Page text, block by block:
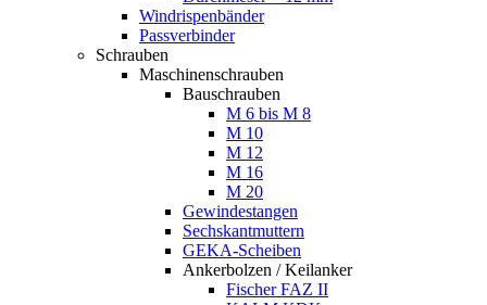
Windrispenbänder
Passverbinder
Schrauben
Maschinenschrauben
Bauschrauben
M 6 bis M 8
M 10
M 12
M 16
M 20
Gewindestangen
Sechskantmuttern
GEKA-Scheiben
Ankerbolzen / Keilanker
Fischer FAZ II